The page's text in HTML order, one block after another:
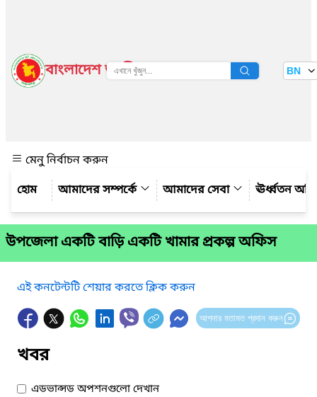
বাংলাদেশ জাতীয় তথ্য বাতায়ন BN
মেনু নির্বাচন করুন
আমাদের সম্পর্কে
আমাদের সেবা ঊর্ধ্বতন
উপজেলা একটি বাড়ি একটি খামার প্রকল্প অফিস
এই কনটেন্টটি শেয়ার করতে ক্লিক করুন
আপনার মতামত প্রদান করুন
খবর
এডভান্সড অপশনগুলো দেখান